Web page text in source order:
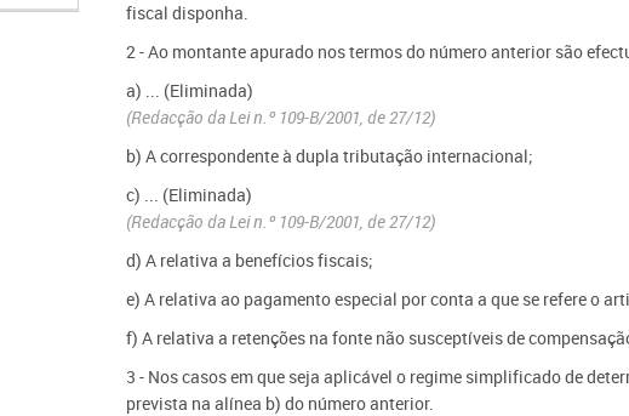
fiscal disponha.
2 - Ao montante apurado nos termos do número anterior são
a) ... (Eliminada)
(Redacção da Lei n.º 109-B/2001, de 27/12)
b) A correspondente à dupla tributação internacional;
c) ... (Eliminada)
(Redacção da Lei n.º 109-B/2001, de 27/12)
d) A relativa a benefícios fiscais;
e) A relativa ao pagamento especial por conta a que se refere o
f) A relativa a retenções na fonte não susceptíveis de
3 - Nos casos em que seja aplicável o regime simplificado de
prevista na alínea b) do número anterior.